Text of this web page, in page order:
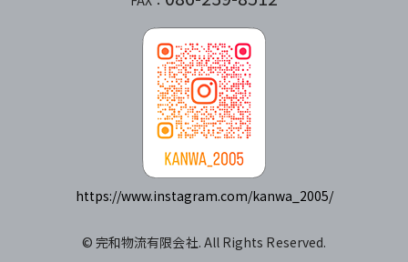
https://www.instagram.com/kanwa_2005/
© 完和物流有限会社. All Rights Reserved.